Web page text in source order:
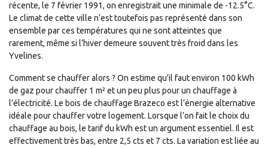
récente, le 7 février 1991, on enregistrait une minimale de -12.5°C.
Le climat de cette ville n’est toutefois pas représenté dans son
ensemble par ces températures qui ne sont atteintes que
rarement, même si l’hiver demeure souvent très froid dans les
Yvelines.
Comment se chauffer alors ? On estime qu’il faut environ 100 kWh
de gaz pour chauffer 1 m² et un peu plus pour un chauffage à
l’électricité. Le bois de chauffage Brazeco est l’énergie alternative
idéale pour chauffer votre logement. Lorsque l’on fait le choix du
chauffage au bois, le tarif du kWh est un argument essentiel. Il est
effectivement très bas, entre 2,5 cts et 7 cts. La variation est liée au